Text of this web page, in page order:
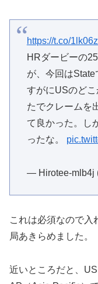
https://t.co/
HRダービーの
が、今回は
すがにUSのど
たでクレームを
て良かった。し
ったな。
— Hirotee-mlb4j
これは必須なので入
局あきらめました。
近いところだと、